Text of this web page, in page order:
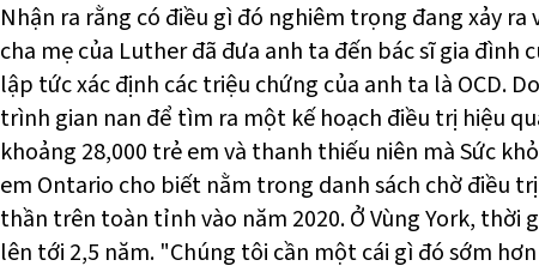
Nhận ra rằng có điều gì đó nghiêm trọng đang xảy ra
cha mẹ của Luther đã đưa anh ta đến bác sĩ gia đình
lập tức xác định các triệu chứng của anh ta là OCD.
trình gian nan để tìm ra một kế hoạch điều trị hiệu
khoảng 28,000 trẻ em và thanh thiếu niên mà Sức
em Ontario cho biết nằm trong danh sách chờ điều
thần trên toàn tỉnh vào năm 2020. Ở Vùng York, thời
lên tới 2,5 năm. "Chúng tôi cần một cái gì đó sớm